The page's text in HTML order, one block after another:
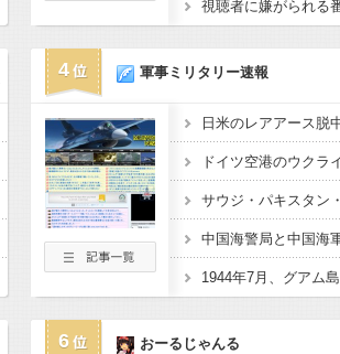
4 軍事ミリタリー速報
6 おーるじゃんる